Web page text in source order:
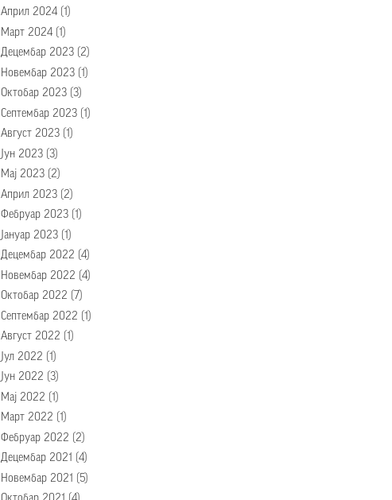
Април 2024 (1)
Март 2024 (1)
Децембар 2023 (2)
Новембар 2023 (1)
Октобар 2023 (3)
Септембар 2023 (1)
Август 2023 (1)
Јун 2023 (3)
Мај 2023 (2)
Април 2023 (2)
Фебруар 2023 (1)
Јануар 2023 (1)
Децембар 2022 (4)
Новембар 2022 (4)
Октобар 2022 (7)
Септембар 2022 (1)
Август 2022 (1)
Јул 2022 (1)
Јун 2022 (3)
Мај 2022 (1)
Март 2022 (1)
Фебруар 2022 (2)
Децембар 2021
(4)
Новембар 2021
(5)